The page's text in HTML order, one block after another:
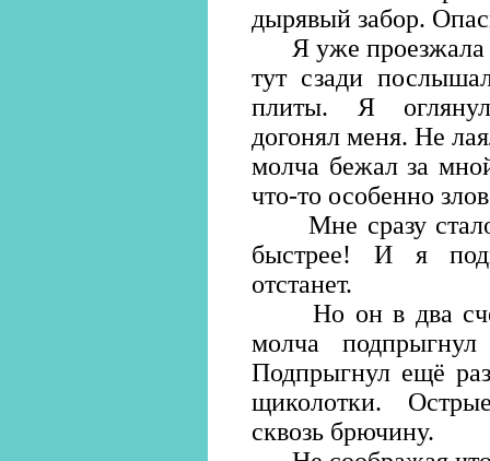
дырявый забор.
Я уже проезжала
тут сзади
плиты. Я
догонял меня. Не
молча бежал за
что-то особенно
Мне сразу стало
быстрее! И я
отстанет.
Но он в два
молча
Подпрыгнул ещё
щиколотки.
сквозь брючину.